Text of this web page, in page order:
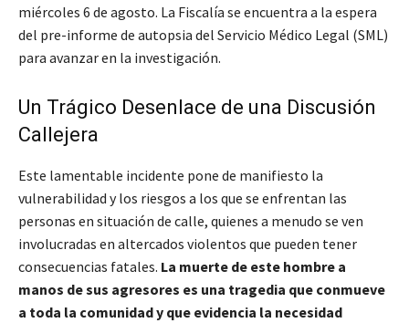
miércoles 6 de agosto. La Fiscalía se encuentra a la espera
del pre-informe de autopsia del Servicio Médico Legal (SML)
para avanzar en la investigación.
Un Trágico Desenlace de una Discusión
Callejera
Este lamentable incidente pone de manifiesto la
vulnerabilidad y los riesgos a los que se enfrentan las
personas en situación de calle, quienes a menudo se ven
involucradas en altercados violentos que pueden tener
consecuencias fatales. La muerte de este hombre a
manos de sus agresores es una tragedia que conmueve
a toda la comunidad y que evidencia la necesidad